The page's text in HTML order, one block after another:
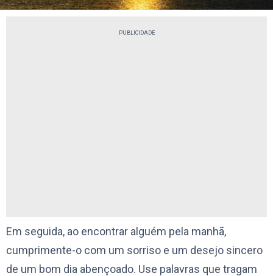
PUBLICIDADE
Em seguida, ao encontrar alguém pela manhã,
cumprimente-o com um sorriso e um desejo sincero
de um bom dia abençoado. Use palavras que tragam